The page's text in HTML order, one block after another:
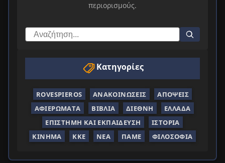
περιορισμούς.
Κατηγορίες
ROVESPIEROS ΑΝΑΚΟΙΝΏΣΕΙΣ
ΑΠΌΨΕΙΣ
ΑΦΙΕΡΏΜΑΤΑ
ΒΙΒΛΊΑ ΔΙΕΘΝΉ
ΕΛΛΆΔΑ
ΕΠΙΣΤΉΜΗ ΚΑΙ ΕΚΠΑΊΔΕΥΣΗ
ΙΣΤΟΡΊΑ
ΚΊΝΗΜΑ
ΚΚΕ ΝΈΑ ΠΑΜΕ ΦΙΛΟΣΟΦΊΑ